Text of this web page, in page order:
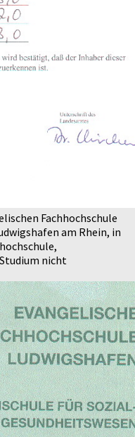
Fachhochschule
am Rhein, in
nicht